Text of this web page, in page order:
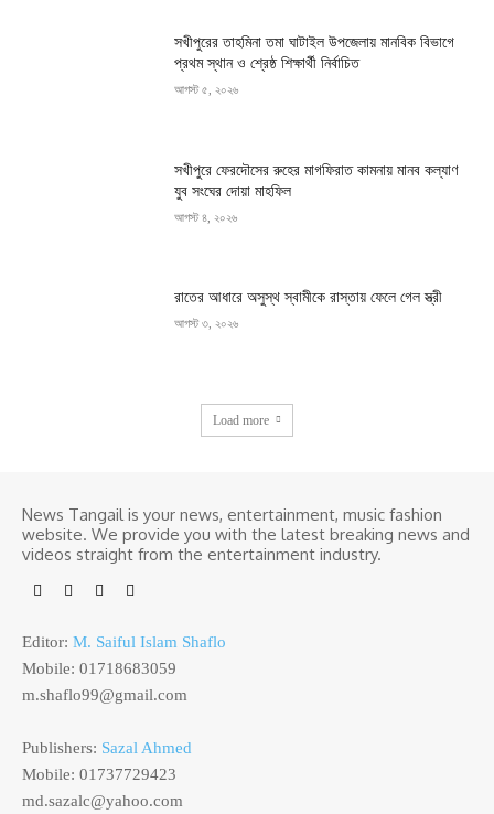
সখীপুরের তাহমিনা তমা ঘাটাইল উপজেলায় মানবিক বিভাগে
প্রথম স্থান ও শ্রেষ্ঠ শিক্ষার্থী নির্বাচিত
আগস্ট ৫, ২০২৬
সখীপুরে ফেরদৌসের রুহের মাগফিরাত কামনায় মানব কল্যাণ
যুব সংঘের দোয়া মাহফিল
আগস্ট ৪, ২০২৬
রাতের আধারে অসুস্থ স্বামীকে রাস্তায় ফেলে গেল স্ত্রী
আগস্ট ৩, ২০২৬
Load more
News Tangail is your news, entertainment, music fashion
website. We provide you with the latest breaking news and
videos straight from the entertainment industry.
Editor: M. Saiful Islam Shaflo
Mobile: 01718683059
m.shaflo99@gmail.com
Publishers: Sazal Ahmed
Mobile: 01737729423
md.sazalc@yahoo.com